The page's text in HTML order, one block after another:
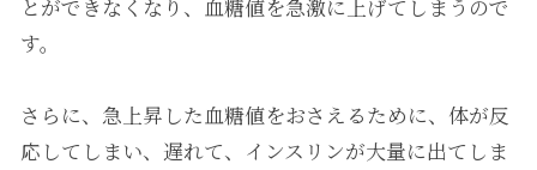
とができなくなり、血糖値を急激に上げてしまうので
す。
さらに、急上昇した血糖値をおさえるために、体が反
応してしまい、遅れて、インスリンが大量に出てしま